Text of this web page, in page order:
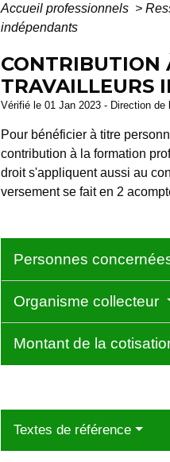
Accueil professionnels >
indépendants
CONTRIBUTION
TRAVAILLEURS
Vérifié le 01 Jan 2023 - Direction
Pour bénéficier à titre
contribution à la formation
droit s'appliquent aussi au
versement se fait en 2
Personnes
Organisme collecteur
Montant de la
Textes de référence